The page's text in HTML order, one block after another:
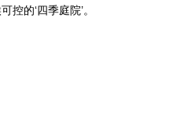
的‘四季庭院’。